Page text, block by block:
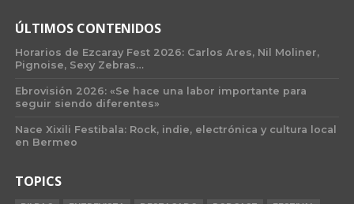
ÚLTIMOS CONTENIDOS
Horarios de Ezcaray Fest 2026: Carlos Ares, Nil Moliner,
Pignoise, Sexy Zebras…
Ebrovisión 2026: «Se hace una labor importante para
seguir siendo diferentes»
Nace Xixili Festibala: Rock, indie, electrónica y cultura local
en Bermeo
TOPICS